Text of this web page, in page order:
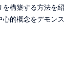
を構築する方法を紹
的概念をデモンス